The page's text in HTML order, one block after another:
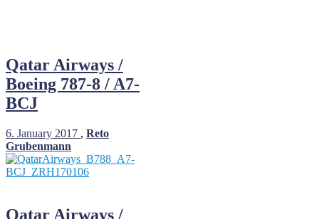
Qatar Airways /
Boeing 787-8 / A7-
BCJ
6. January 2017 , Reto
Grubenmann
Qatar Airways /